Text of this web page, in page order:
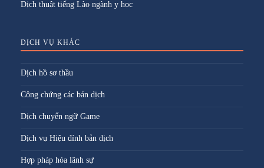
Dịch thuật tiếng Lào ngành y học
DỊCH VỤ KHÁC
Dịch hồ sơ thầu
Công chứng các bản dịch
Dịch chuyển ngữ Game
Dịch vụ Hiệu đính bản dịch
Hợp pháp hóa lãnh sự